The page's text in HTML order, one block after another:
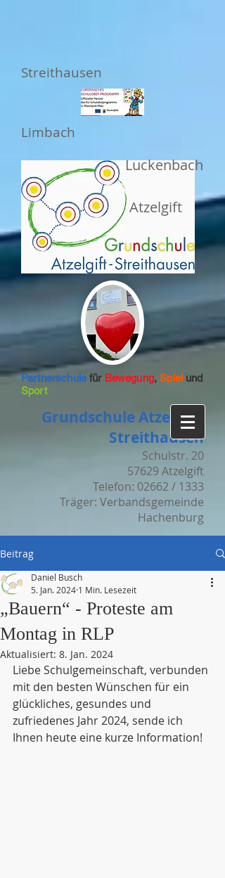
Streithausen
Limbach
Luckenbach
Atzelgift
Partnerschulefür Bewegung,Spiel und
Sport
Grundschule Atzelgift-
Streithausen
Schulstr. 20
57629 Atzelgift
Telefon: 02662 / 1333
Träger: Verbandsgemeinde
Hachenburg
Beitrag
„Bauern“ - Proteste am
Montag in RLP
Daniel Busch
5. Jan. 2024 1 Min. Lesezeit
Aktualisiert: 8. Jan. 2024
Liebe Schulgemeinschaft, verbunden
mit den besten Wünschen für ein
glückliches, gesundes und
zufriedenes Jahr 2024, sende ich
Ihnen heute eine kurze Information!